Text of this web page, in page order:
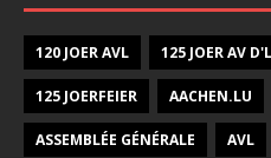
120 JOER AVL 125 JOER AV
125 JOERFEIER AACHEN.LU
ASSEMBLÉE GÉNÉRALE AVL